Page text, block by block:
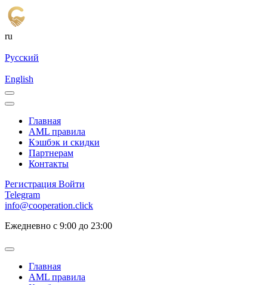
ru
Русский
English
Главная
AML правила
Кэшбэк и cкидки
Партнерам
Контакты
Регистрация Войти
Telegram
info@cooperation.click
Ежедневно с 9:00 до 23:00
Главная
AML правила